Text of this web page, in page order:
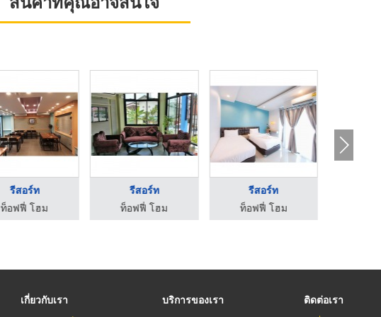
รีสอร์ท
ท็อฟฟี่ โฮม
รีสอร์ท
ท็อฟฟี่ โฮม
รีสอร์ท
ท็อฟฟี่ โฮม
เกี่ยวกับเรา บริการของเรา ติดต่อเรา